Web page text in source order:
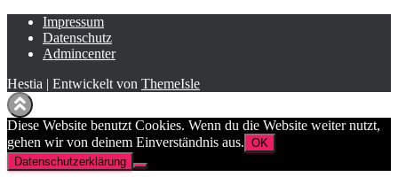
Impressum
Datenschutz
Admincenter
Hestia | Entwickelt von ThemeIsle
Diese Website benutzt Cookies. Wenn du die Website weiter nutzt,
gehen wir von deinem Einverständnis aus. OK
Datenschutzerklärung